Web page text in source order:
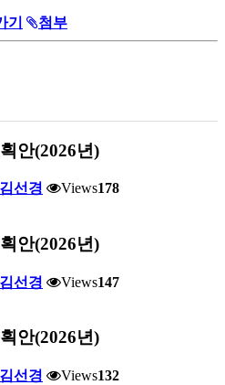
기 첨부
안(2026년)
김선경 Views178
안(2026년)
김선경 Views147
안(2026년)
김선경 Views132